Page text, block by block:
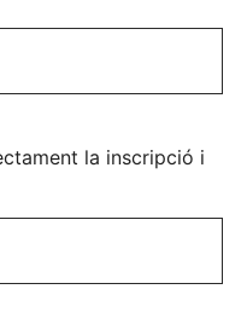
la inscripció i